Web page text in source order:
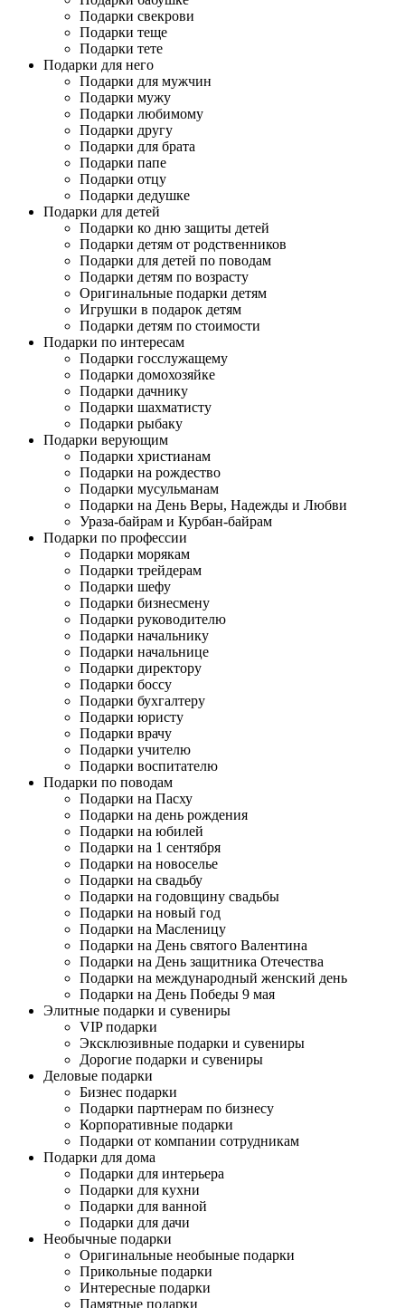
Подарки свекрови
Подарки теще
Подарки тете
Подарки для него
Подарки для мужчин
Подарки мужу
Подарки любимому
Подарки другу
Подарки для брата
Подарки папе
Подарки отцу
Подарки дедушке
Подарки для детей
Подарки ко дню защиты детей
Подарки детям от родственников
Подарки для детей по поводам
Подарки детям по возрасту
Оригинальные подарки детям
Игрушки в подарок детям
Подарки детям по стоимости
Подарки по интересам
Подарки госслужащему
Подарки домохозяйке
Подарки дачнику
Подарки шахматисту
Подарки рыбаку
Подарки верующим
Подарки христианам
Подарки на рождество
Подарки мусульманам
Подарки на День Веры, Надежды и Любви
Ураза-байрам и Курбан-байрам
Подарки по профессии
Подарки морякам
Подарки трейдерам
Подарки шефу
Подарки бизнесмену
Подарки руководителю
Подарки начальнику
Подарки начальнице
Подарки директору
Подарки боссу
Подарки бухгалтеру
Подарки юристу
Подарки врачу
Подарки учителю
Подарки воспитателю
Подарки по поводам
Подарки на Пасху
Подарки на день рождения
Подарки на юбилей
Подарки на 1 сентября
Подарки на новоселье
Подарки на свадьбу
Подарки на годовщину свадьбы
Подарки на новый год
Подарки на Масленицу
Подарки на День святого Валентина
Подарки на День защитника Отечества
Подарки на международный женский день
Подарки на День Победы 9 мая
Элитные подарки и сувениры
VIP подарки
Эксклюзивные подарки и сувениры
Дорогие подарки и сувениры
Деловые подарки
Бизнес подарки
Подарки партнерам по бизнесу
Корпоративные подарки
Подарки от компании сотрудникам
Подарки для дома
Подарки для интерьера
Подарки для кухни
Подарки для ванной
Подарки для дачи
Необычные подарки
Оригинальные необыные подарки
Прикольные подарки
Интересные подарки
Памятные подарки